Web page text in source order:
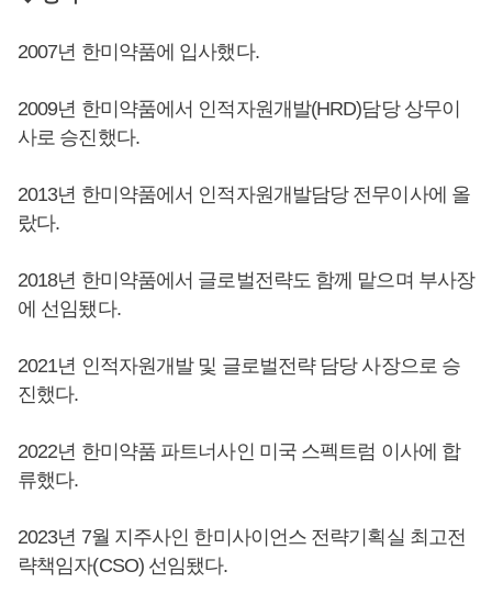
2007년 한미약품에 입사했다.
2009년 한미약품에서 인적자원개발(HRD)담당 상무이
사로 승진했다.
2013년 한미약품에서 인적자원개발담당 전무이사에 올
랐다.
2018년 한미약품에서 글로벌전략도 함께 맡으며 부사장
에 선임됐다.
2021년 인적자원개발 및 글로벌전략 담당 사장으로 승
진했다.
2022년 한미약품 파트너사인 미국 스펙트럼 이사에 합
류했다.
2023년 7월 지주사인 한미사이언스 전략기획실 최고전
략책임자(CSO) 선임됐다.